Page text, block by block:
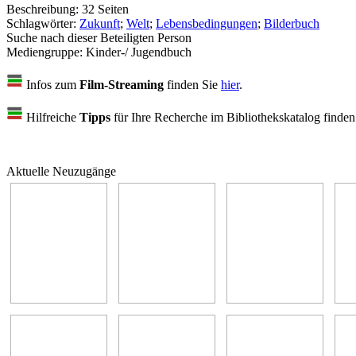
Beschreibung: 32 Seiten
Schlagwörter: Zukunft; Welt; Lebensbedingungen; Bilderbuch
Suche nach dieser Beteiligten Person
Mediengruppe: Kinder-/ Jugendbuch
Infos zum Film-Streaming finden Sie hier.
Hilfreiche Tipps für Ihre Recherche im Bibliothekskatalog
Aktuelle Neuzugänge